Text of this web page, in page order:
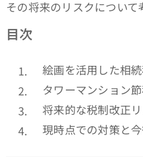
その将来のリスクについて
目次
絵画を活用した相
タワーマンション
将来的な税制改正
現時点での対策と